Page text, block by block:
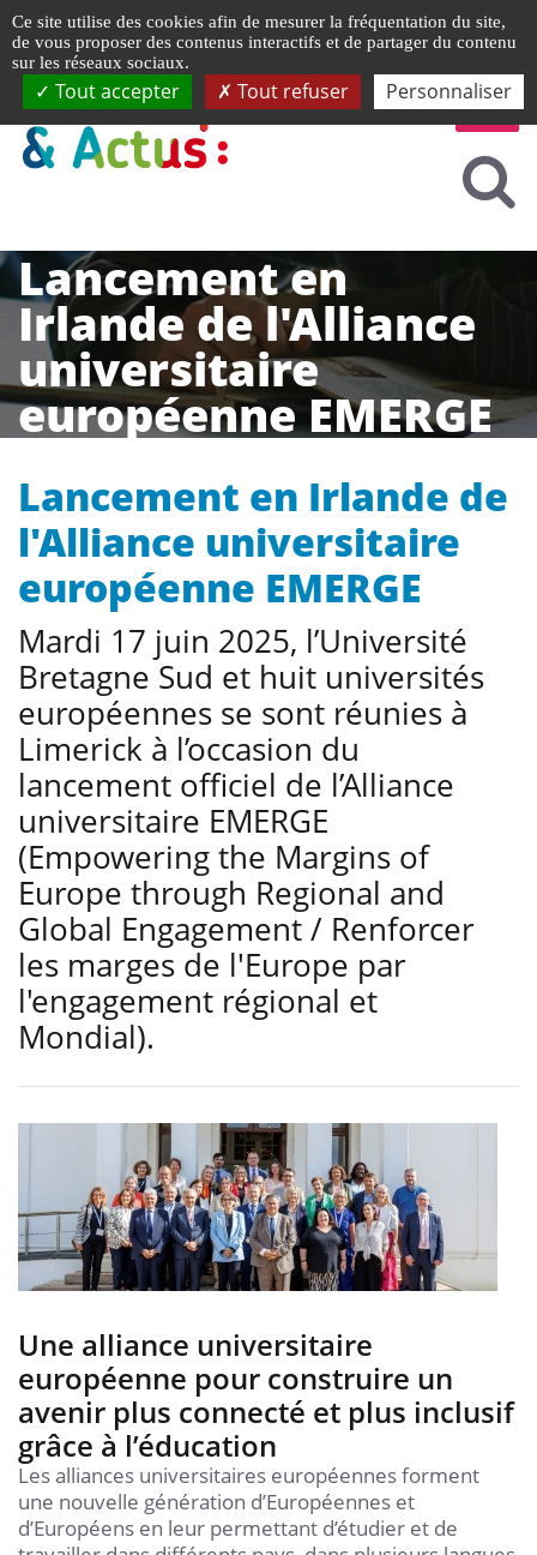
Lancement en
Irlande de l'Alliance
universitaire
européenne EMERGE
Lancement en Irlande de
l'Alliance universitaire
européenne EMERGE
Mardi 17 juin 2025, l’Université
Bretagne Sud et huit universités
européennes se sont réunies à
Limerick à l’occasion du
lancement officiel de l’Alliance
universitaire EMERGE
(Empowering the Margins of
Europe through Regional and
Global Engagement / Renforcer
les marges de l'Europe par
l'engagement régional et
Mondial).
Une alliance universitaire
européenne pour construire un
avenir plus connecté et plus inclusif
grâce à l’éducation
Les alliances universitaires européennes forment
une nouvelle génération d’Européennes et
d’Européens en leur permettant d’étudier et de
Ce site utilise des cookies afin de mesurer la fréquentation du site,
de vous proposer des contenus interactifs et de partager du contenu
sur les réseaux sociaux.
Tout accepter Tout refuser Personnaliser